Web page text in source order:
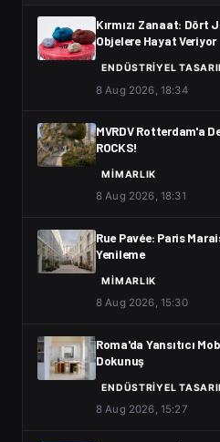
Kırmızı Zanaat: Dört
Objelere Hayat Veriyor
ENDÜSTRIYEL
8 Aug 2026, 18:34
MVRDV Rotterdam'a
ROCKS!
MIMARLIK
8 Aug 2026, 18:31
Rue Pavée: Paris
Yenileme
MIMARLIK
8 Aug 2026, 15:30
Roma'da Yansıtıcı
Dokunuş
ENDÜSTRIYEL
8 Aug 2026, 15:27